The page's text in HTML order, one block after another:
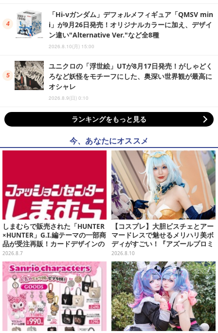
「Hi-νガンダム」デフォルメフィギュア「QMSV min
i」が9月26日発売！オリジナルカラーに加え、デザイ
ン違い"Alternative Ver."など全8種
2026.8.10(月) 15:00
ユニクロの「浮世絵」UTが8月17日発売！がしゃどく
ろなど妖怪をモチーフにした、奥深い世界観が最高に
オシャレ
2026.8.9(日) 0:10
ランキングをもっと見る
今、あなたにオススメ
しまむらで販売された「HUNTER
×HUNTER」G.I.編テーマの一部商
品が受注再販！カードデザインの
キーホルダーや、キルアたちのセ
リフ付ソックスなど
2026.8.7
【コスプレ】大胆ビスチェとアー
マードレスで魅せるメリハリ美ボ
ディがすごい！『アズールプロミ
リア』シャルの大きな瞳に見惚れ
てしまう【写真7枚】
2026.8.10